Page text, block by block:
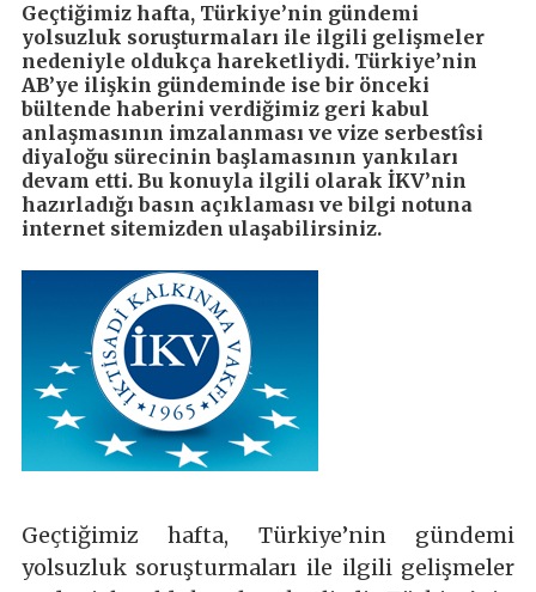
Geçtiğimiz hafta, Türkiye’nin gündemi
yolsuzluk soruşturmaları ile ilgili gelişmeler
nedeniyle oldukça hareketliydi. Türkiye’nin
AB’ye ilişkin gündeminde ise bir önceki
bültende haberini verdiğimiz geri kabul
anlaşmasının imzalanması ve vize serbestîsi
diyaloğu sürecinin başlamasının yankıları
devam etti. Bu konuyla ilgili olarak İKV’nin
hazırladığı basın açıklaması ve bilgi notuna
internet sitemizden ulaşabilirsiniz.
Geçtiğimiz hafta, Türkiye’nin gündemi
yolsuzluk soruşturmaları ile ilgili gelişmeler